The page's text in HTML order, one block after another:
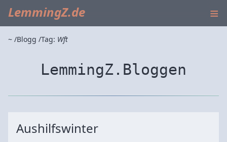
LemmingZ.de ≡
~ Blogg Tag: Wft
LemmingZ.Bloggen
Aushilfswinter